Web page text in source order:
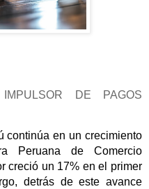
DE PAGOS
continúa en un crecimiento
Peruana de Comercio
creció un 17% en el primer
detrás de este avance